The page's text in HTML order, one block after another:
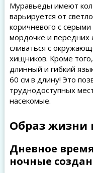
Муравьеды имеют
варьируется от
коричневого с
мордочке и передних
сливаться с
хищников. Кроме
длинный и гибкий
60 см в длину! Это
труднодоступных
насекомые.
Образ жизни
Дневное
ночные